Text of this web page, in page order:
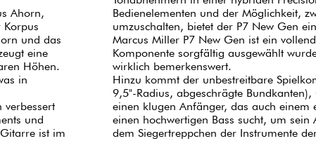
Ahorn,
Korpus
und das
eine
Höhen.
in
verbessert
und
ist im
Bedienelementen und der Möglichkeit,
umzuschalten, bietet der P7 New Gen
Marcus Miller P7 New Gen ist ein
Komponente sorgfältig ausgewählt
wirklich bemerkenswert.
Hinzu kommt der unbestreitbare
9,5"-Radius, abgeschrägte
einen klugen Anfänger, das auch
einen hochwertigen Bass sucht, um
dem Siegertreppchen der Instrumente